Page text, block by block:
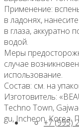
+7 (995)
Применение:
в ладонях,
в глаза, аккуратно
водой.
Меры
случае
использование.
Состав: см. на
Изготовитель:
Techno Town,
gu, Incheon, Korea.